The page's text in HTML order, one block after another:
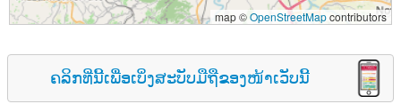
map ©OpenStreetMapcontributors
ຄລິກທີ່ນີ້ເພື່ອເບິ່ງສະບັບມືຖືຂອງໜ້າເວັບນີ້